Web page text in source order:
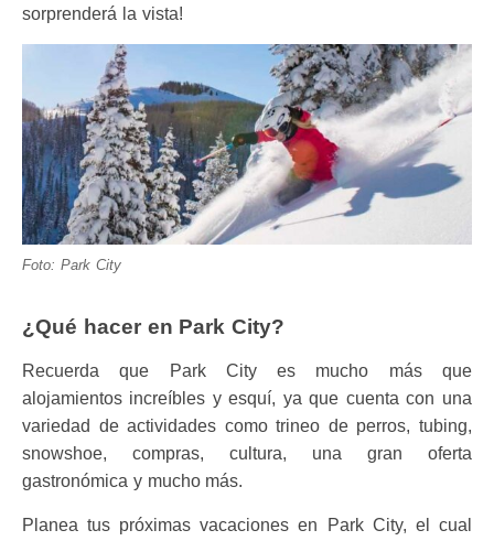
sorprenderá la vista!
Foto: Park City
¿Qué hacer en Park City?
Recuerda que Park City es mucho más que
alojamientos increíbles y esquí, ya que cuenta con una
variedad de actividades como trineo de perros, tubing,
snowshoe, compras, cultura, una gran oferta
gastronómica y mucho más.
Planea tus próximas vacaciones en Park City, el cual